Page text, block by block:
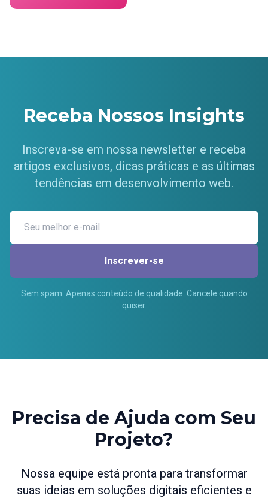
Receba Nossos Insights
Inscreva-se em nossa newsletter e receba
artigos exclusivos, dicas práticas e as últimas
tendências em desenvolvimento web.
Inscrever-se
Sem spam. Apenas conteúdo de qualidade. Cancele quando
quiser.
Precisa de Ajuda com Seu
Projeto?
Nossa equipe está pronta para transformar
suas ideias em soluções digitais eficientes e